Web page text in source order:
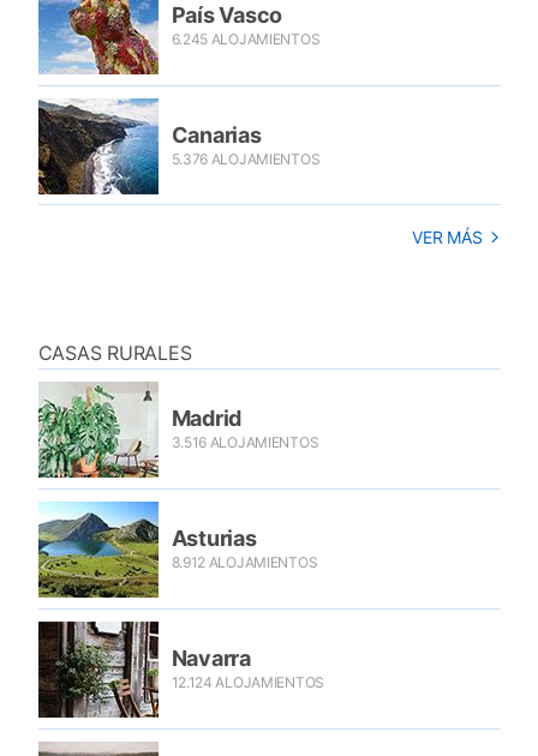
País Vasco
6.245 ALOJAMIENTOS
Canarias
5.376 ALOJAMIENTOS
VER MÁS
CASAS RURALES
Madrid
3.516 ALOJAMIENTOS
Asturias
8.912 ALOJAMIENTOS
Navarra
12.124 ALOJAMIENTOS